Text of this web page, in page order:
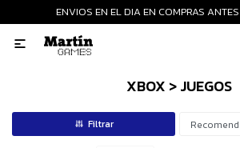
ENVIOS EN EL DIA EN COMPRAS

XBOX > JUEGOS
Consolas nuevas